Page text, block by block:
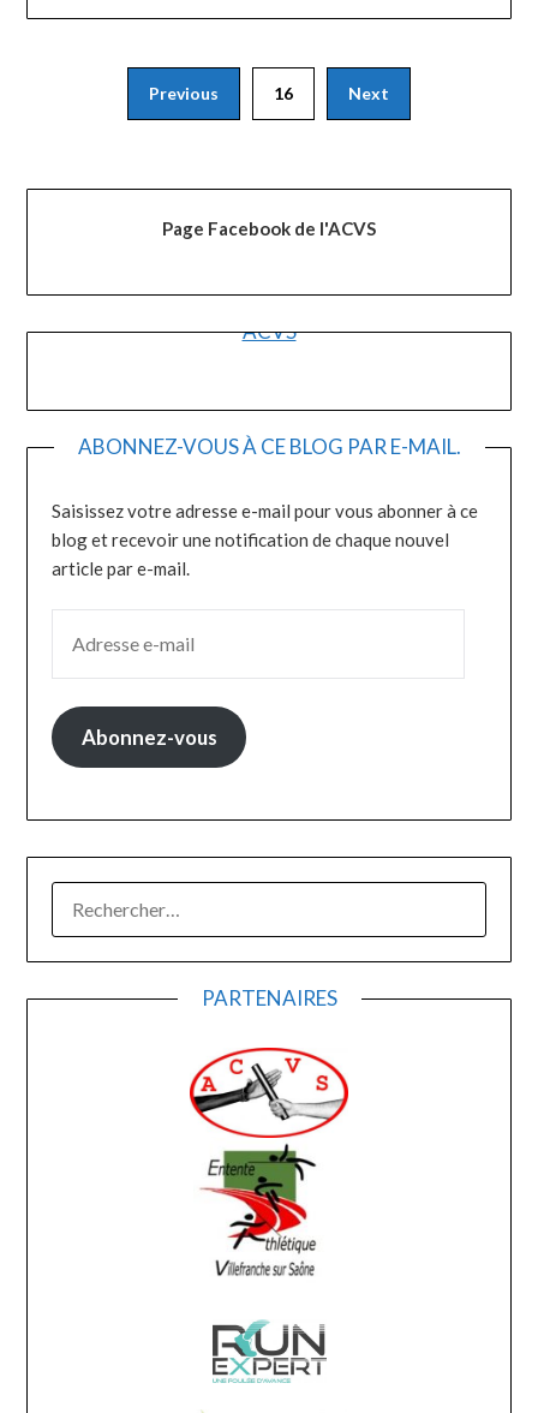
PaginationPrevious 16 Next
Page Facebook de l'ACVS
ACVS
ABONNEZ-VOUS À CE BLOG PAR E-MAIL.
Saisissez votre adresse e-mail pour vous abonner à ce
blog et recevoir une notification de chaque nouvel
article par e-mail.
Abonnez-vous
PARTENAIRES